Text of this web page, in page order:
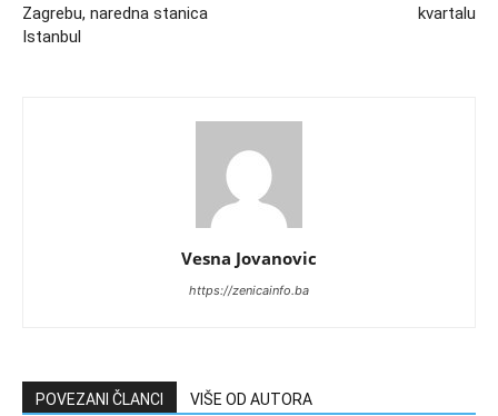
Zagrebu, naredna stanica
Istanbul
kvartalu
Vesna Jovanovic
https://zenicainfo.ba
POVEZANI ČLANCI VIŠE OD AUTORA